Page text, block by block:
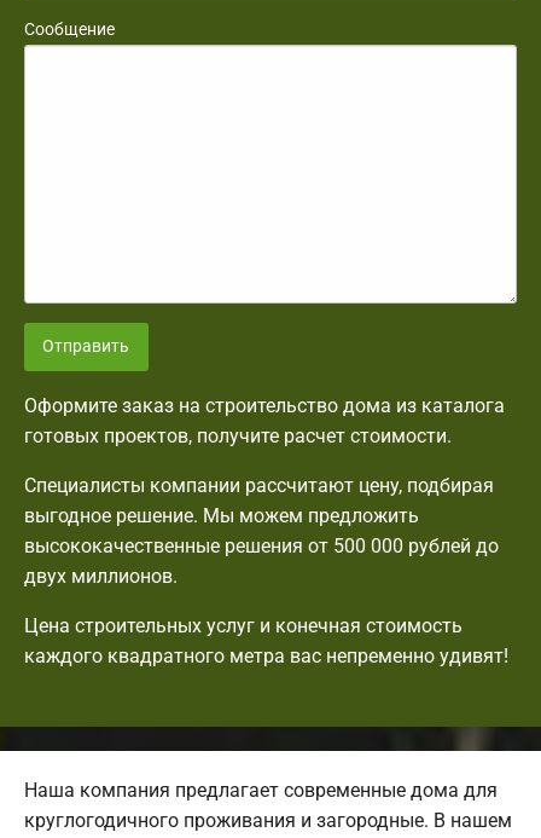
Сообщение
Отправить
Оформите заказ на строительство дома из каталога
готовых проектов, получите расчет стоимости.
Специалисты компании рассчитают цену, подбирая
выгодное решение. Мы можем предложить
высококачественные решения от 500 000 рублей до
двух миллионов.
Цена строительных услуг и конечная стоимость
каждого квадратного метра вас непременно удивят!
Наша компания предлагает современные дома для
круглогодичного проживания и загородные. В нашем